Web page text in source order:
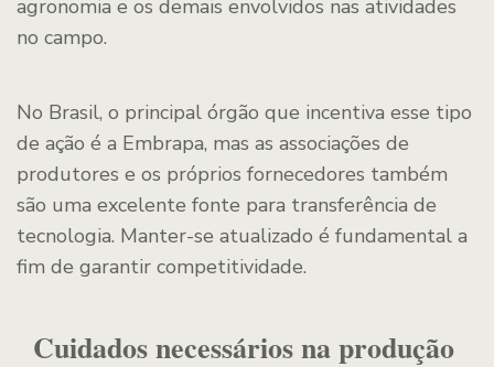
agronomia e os demais envolvidos nas atividades
no campo.
No Brasil, o principal órgão que incentiva esse tipo
de ação é a Embrapa, mas as associações de
produtores e os próprios fornecedores também
são uma excelente fonte para transferência de
tecnologia. Manter-se atualizado é fundamental a
fim de garantir competitividade.
Cuidados necessários na produção